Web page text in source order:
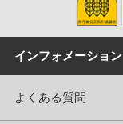
インフォメーション
よくある質問